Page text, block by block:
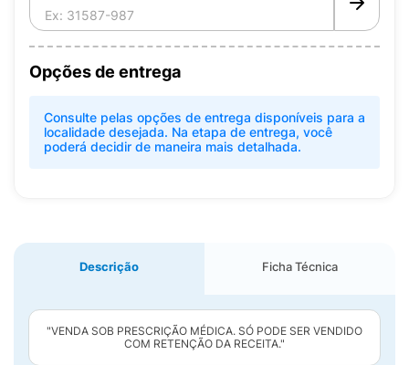
Opções de entrega
Consulte pelas opções de entrega disponíveis para a
localidade desejada. Na etapa de entrega, você
poderá decidir de maneira mais detalhada.
Descrição Ficha Técnica
"VENDA SOB PRESCRIÇÃO MÉDICA. SÓ PODE SER VENDIDO
COM RETENÇÃO DA RECEITA."